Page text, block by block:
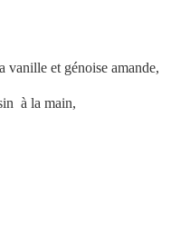
vanille et génoise amande,
à la main,